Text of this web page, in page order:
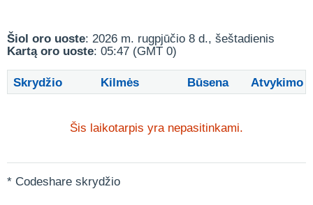
Šiol oro uoste: 2026 m. rugpjūčio 8 d., šeštadienis
Kartą oro uoste: 05:47 (GMT 0)
Skrydžio Kilmės Būsena Atvykimo
Šis laikotarpis yra nepasitinkami.
* Codeshare skrydžio